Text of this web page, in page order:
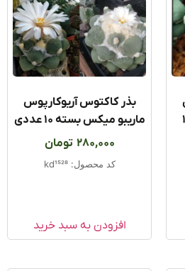
بذر کاکتوس آریوکارپوس
ماریبو میکس بسته ۱۰ عددی
280,000 تومان
کد محصول: kd1528
افزودن به سبد خرید